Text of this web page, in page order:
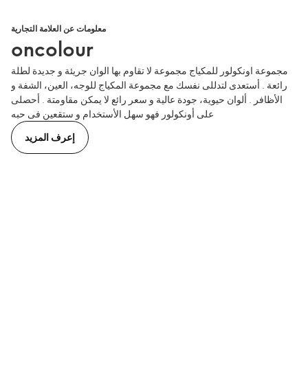
معلومات عن العلامة التجارية
oncolour
مجموعة اونكولور للمكياج مجموعة لا تقاوم بها الوان جريئة و جديدة لطلة
رائعة . أستعدى لتدللى نفسك مع مجموعة المكياج للوجه، العين، الشفة و
الأظافر . ألوان حيوية، جودة عالية و سعر رائع لا يمكن مقاومتة . أحصلى
على أونكولور فهو سهل الأستخدام و ستقعين فى حبه
إعرف المزيد